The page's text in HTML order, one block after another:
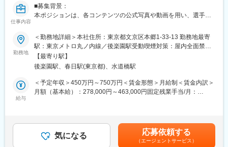
が所属しており、様々なコンテンツをグローバルに配信していま
す。
変更の範囲：会社の定める業務
仕事内容
■募集背景：
本ポジションは、各コンテンツの公式写真や動画を用い、選手や
作や、プロダクトに関わるあらゆるクリエイティブの制作を担っ
ていただきます。
事業の急拡大に伴い、ファンの皆様を感動させるクリエイティブ
を創り出せるクリエイターを募集しています。
■業務内容：
はじめはクリエイティブディレクターとコミュニケーションを取
りながら、静止画を基本として、電子トレカをはじめ、各種バナ
分をお任せしていきたいと考えております。
◇トレカやバナー等の制作
◇制作方針の策定（参考画像の収集やトンマナの言語化等）
勤務地
＜勤務地詳細＞本社住所：東京都文京区本郷1-33-13 勤務地最寄
駅：東京メトロ丸ノ内線／後楽園駅受動喫煙対策：屋内全面禁煙
変更の範囲：会社の定める事業所（リモートワーク含む）
【最寄り駅】
後楽園駅、春日駅(東京都)、水道橋駅
給与
＜予定年収＞450万円～750万円＜賃金形態＞月給制＜賃金内訳＞
月額（基本給）：278,000円～463,000円固定残業手当/月：
でも目安の金額であり、選考を通じて上下する可能性がありま
す。月給(月額)は固定手当を含めた表記です。
気になる 応募依頼する
（エージェントサービス）